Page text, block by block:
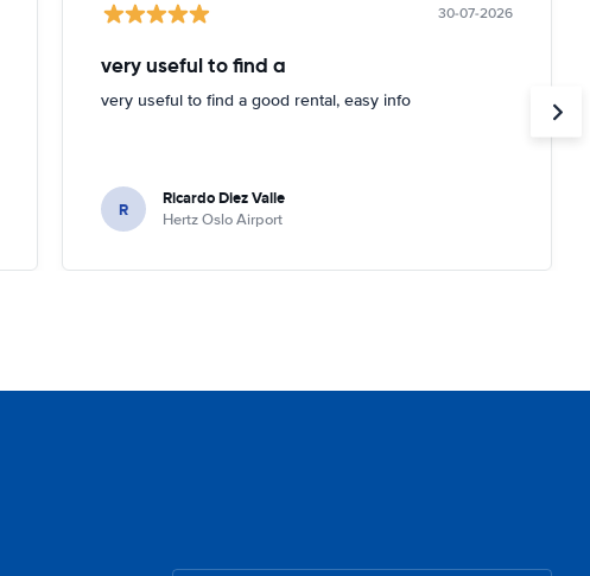
30-07-2026
very useful to find a
very useful to find a good rental, easy info
R Ricardo Diez Valle
Hertz Oslo Airport